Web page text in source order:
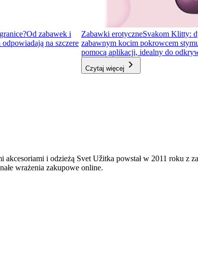
Od zabawek i
na szczere
Zabawki erotyczneSvakom Klitty:
zabawnym kocim pokrowcem
pomocą aplikacji, idealny do
Czytaj więcej
akcesoriami i odzieżą Svet Užitka powstał w 2011 roku z
wrażenia zakupowe online.